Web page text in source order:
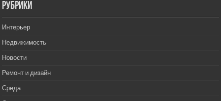
РУбрики
Интерьер
Недвижимость
Новости
Ремонт и дизайн
Среда